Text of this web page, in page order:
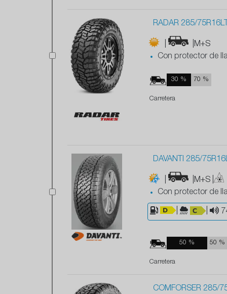
RADAR 285/
|M+S
Con protector de
30 % 70 %
Carretera
DAVANTI 285/
|M+S
Con protector de
50 % 50 %
Carretera
COMFORSER 285/